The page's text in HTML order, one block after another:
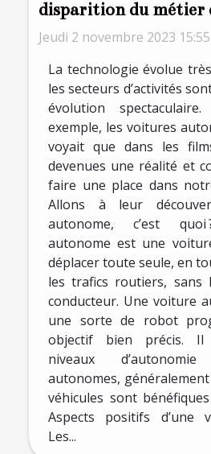
disparition du métier
Jeudi 2 novembre 2023 15:55
La technologie évolue
les secteurs d’activités
évolution
exemple, les voitures
voyait que dans les
devenues une réalité et
faire une place dans
Allons à leur
autonome, c’est
autonome est une
déplacer toute seule, en
les trafics routiers, sans
conducteur. Une voiture
une sorte de robot
objectif bien précis. Il
niveaux
autonomes, généralement
véhicules sont
Aspects positifs d’une
Les...